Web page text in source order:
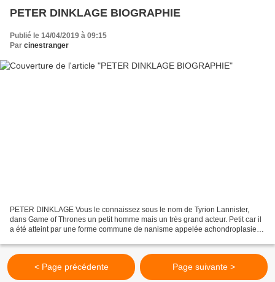
PETER DINKLAGE BIOGRAPHIE
Publié le 14/04/2019 à 09:15
Par cinestranger
PETER DINKLAGE Vous le connaissez sous le nom de Tyrion Lannister,
dans Game of Thrones un petit homme mais un très grand acteur. Petit car il
a été atteint par une forme commune de nanisme appelée achondroplasie. Il
< Page précédente Page suivante >